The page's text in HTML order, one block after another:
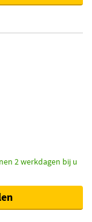
2 werkdagen bij u